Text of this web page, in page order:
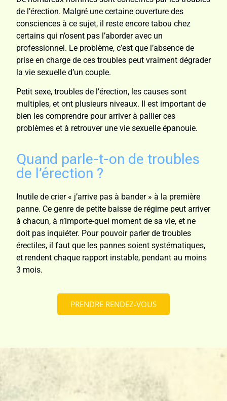
de l’érection. Malgré une certaine ouverture des
consciences à ce sujet, il reste encore tabou chez
certains qui n’osent pas l’aborder avec un
professionnel. Le problème, c’est que l’absence de
prise en charge de ces troubles peut vraiment dégrader
la vie sexuelle d’un couple.
Petit sexe, troubles de l’érection, les causes sont
multiples, et ont plusieurs niveaux. Il est important de
bien les comprendre pour arriver à pallier ces
problèmes et à retrouver une vie sexuelle épanouie.
Quand parle-t-on de troubles
de l’érection ?
Inutile de crier « j’arrive pas à bander » à la première
panne. Ce genre de petite baisse de régime peut arriver
à chacun, à n’importe-quel moment de sa vie, et ne
doit pas inquiéter. Pour pouvoir parler de troubles
érectiles, il faut que les pannes soient systématiques,
et rendent chaque rapport instable, pendant au moins
3 mois.
PRENDRE RENDEZ-VOUS